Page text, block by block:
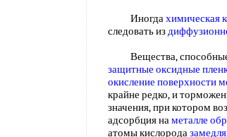
Иногдахимическая
следовать из
Вещества, способные
защитные оксидные
окисление поверхности
крайне редко, и
значения, при котором
адсорбция наметалле
атомы кислорода